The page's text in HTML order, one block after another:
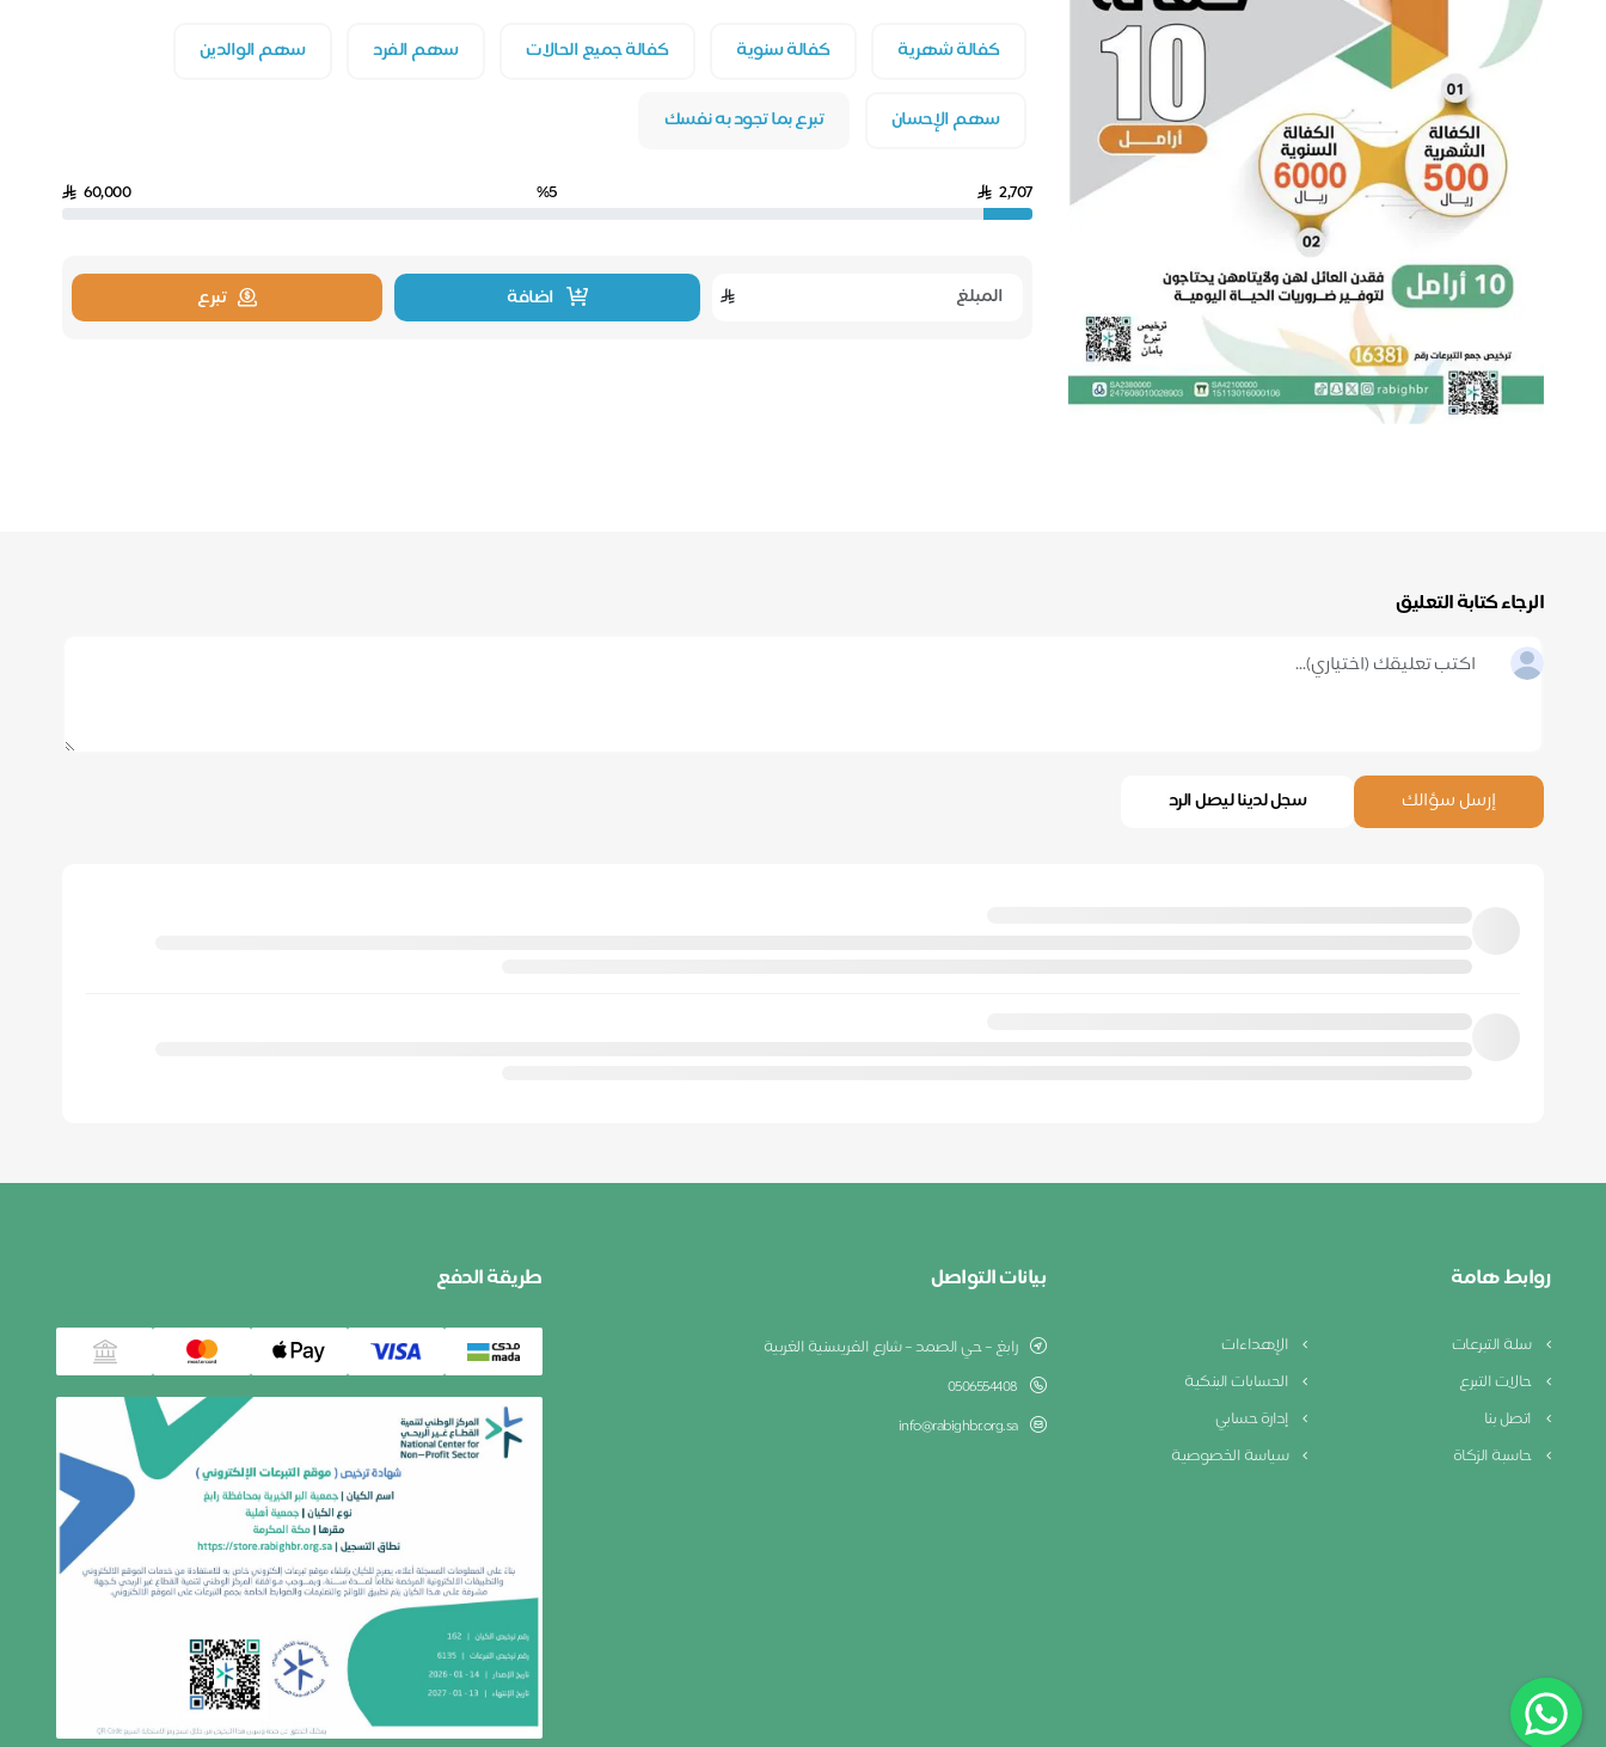
كفالة شهرية كفالة سنوية كفالة جميع الحالات سهم الفرد سهم الوالدين
سهم الإحسان تبرع بما تجود به نفسك
2,707
%5
60,000
اضافة تبرع
الرجاء كتابة التعليق
إرسل سؤالك سجل لدينا ليصل الرد
روابط هامة
سلة التبرعات
الإهداءات
حالات التبرع
الحسابات البنكية
اتصل بنا
إدارة حسابي
حاسبة الزكاة
سياسة الخصوصية
بيانات التواصل
رابغ – حي الصمد – شارع الفريسنية الغربية
0506554408
info@rabighbr.org.sa
طريقة الدفع